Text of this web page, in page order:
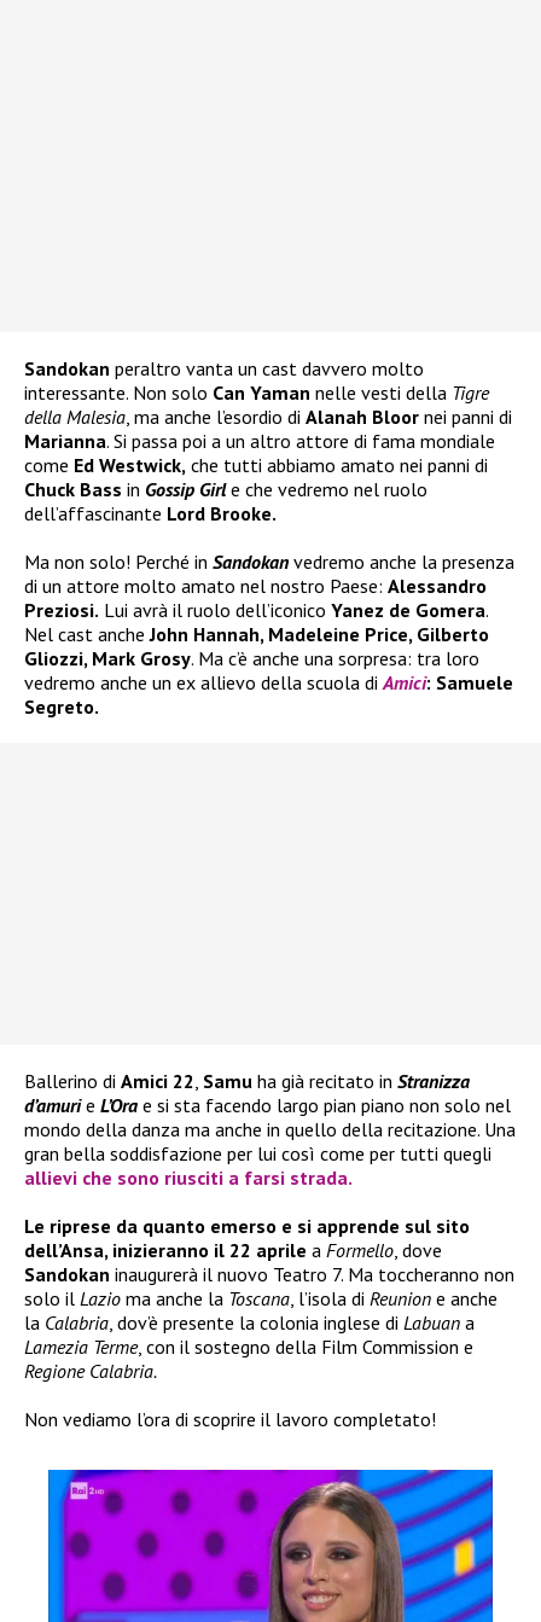
Sandokan peraltro vanta un cast davvero molto
interessante. Non solo Can Yaman nelle vesti della Tigre
della Malesia, ma anche l’esordio di Alanah Bloor nei panni di
Marianna. Si passa poi a un altro attore di fama mondiale
come Ed Westwick, che tutti abbiamo amato nei panni di
Chuck Bass in Gossip Girle che vedremo nel ruolo
dell’affascinante Lord Brooke.
Ma non solo! Perché in Sandokan vedremo anche la presenza
di un attore molto amato nel nostro Paese: Alessandro
Preziosi. Lui avrà il ruolo dell’iconico Yanez de Gomera.
Nel cast ancheJohn Hannah, Madeleine Price, Gilberto
Gliozzi, Mark Grosy. Ma c’è anche una sorpresa: tra loro
vedremo anche un ex allievo della scuola diAmici: Samuele
Segreto.
Ballerino di Amici 22, Samu ha già recitato in Stranizza
d’amurie L’Ora e si sta facendo largo pian piano non solo nel
mondo della danza ma anche in quello della recitazione. Una
gran bella soddisfazione per lui così come per tutti quegli
allievi che sono riusciti a farsi strada.
Le riprese da quanto emerso e si apprende sul sito
dell’Ansa, inizieranno il 22 aprile a Formello, dove
Sandokan inaugurerà il nuovo Teatro 7. Ma toccheranno non
solo il Lazio ma anche la Toscana, l’isola di Reunion e anche
la Calabria, dov’è presente la colonia inglese di Labuan a
Lamezia Terme, con il sostegno della Film Commission e
Regione Calabria.
Non vediamo l’ora di scoprire il lavoro completato!